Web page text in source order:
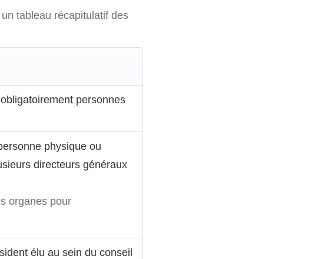
un tableau récapitulatif des
personnes
physique ou
directeurs généraux
organes pour
élu au sein du conseil